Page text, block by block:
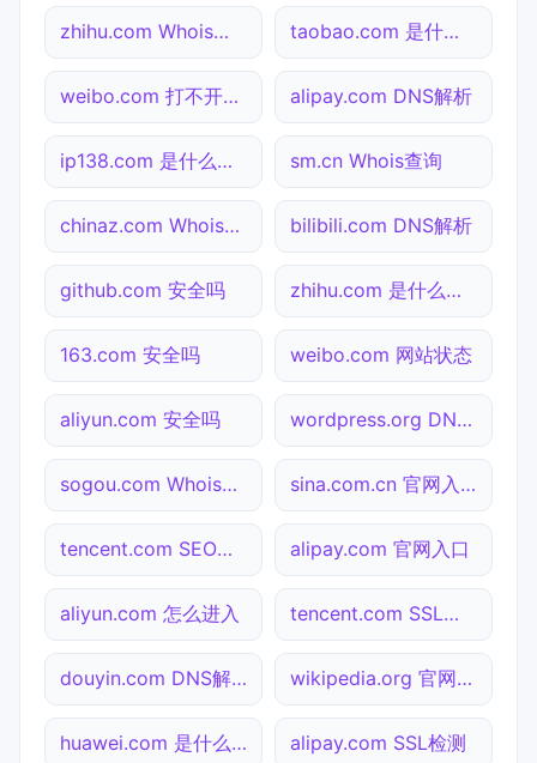
zhihu.com Whois查询 taobao.com 是什么网站
weibo.com 打不开检测 alipay.com DNS解析
ip138.com 是什么网站 sm.cn Whois查询
chinaz.com Whois查询 bilibili.com DNS解析
github.com 安全吗 zhihu.com 是什么网站
163.com 安全吗 weibo.com 网站状态
aliyun.com 安全吗 wordpress.org DNS解析
sogou.com Whois查询 sina.com.cn 官网入口
tencent.com SEO体检 alipay.com 官网入口
aliyun.com 怎么进入 tencent.com SSL检测
douyin.com DNS解析 wikipedia.org 官网入口
huawei.com 是什么网站 alipay.com SSL检测